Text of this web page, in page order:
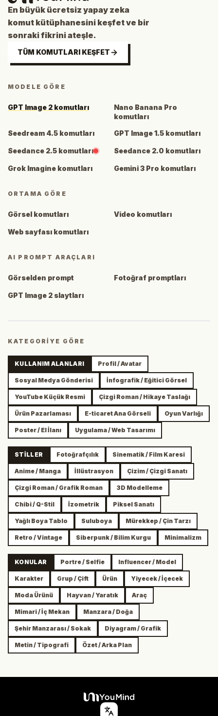
En büyük ücretsiz yapay zeka
komut kütüphanesini keşfet ve bir
sonraki fikrini ateşle.
TÜM KOMUTLARI KEŞFET
MODELE GÖRE
GPT Image 2 komutları
Nano Banana Pro
komutları
Seedream 4.5 komutları
GPT Image 1.5 komutları
Seedance 2.5 komutları Seedance 2.0 komutları
Grok Imagine komutları Gemini 3 Pro komutları
ORTAMA GÖRE
Görsel komutları Video komutları
Web sayfası komutları
AI PROMPT ARAÇLARI
Görselden prompt Fotoğraf promptları
GPT Image 2 slaytları
KATEGORIYE GÖRE
KULLANIM ALANLARI Profil / Avatar
Sosyal Medya Gönderisi İnfografik / Eğitici Görsel
YouTube Küçük Resmi Çizgi Roman / Hikaye Taslağı
Ürün Pazarlaması E-ticaret Ana Görseli Oyun Varlığı
Poster / El İlanı Uygulama / Web Tasarımı
STILLER Fotoğrafçılık Sinematik / Film Karesi
Anime / Manga İllüstrasyon Çizim / Çizgi Sanatı
Çizgi Roman / Grafik Roman 3D Modelleme
Chibi / Q-Stil İzometrik Piksel Sanatı
Yağlı Boya Tablo Suluboya Mürekkep / Çin Tarzı
Retro / Vintage Siberpunk / Bilim Kurgu Minimalizm
KONULAR Portre / Selfie Influencer / Model
Karakter Grup / Çift Ürün Yiyecek / İçecek
Moda Ürünü Hayvan / Yaratık Araç
Mimari / İç Mekan Manzara / Doğa
Şehir Manzarası / Sokak Diyagram / Grafik
Metin / Tipografi Özet / Arka Plan